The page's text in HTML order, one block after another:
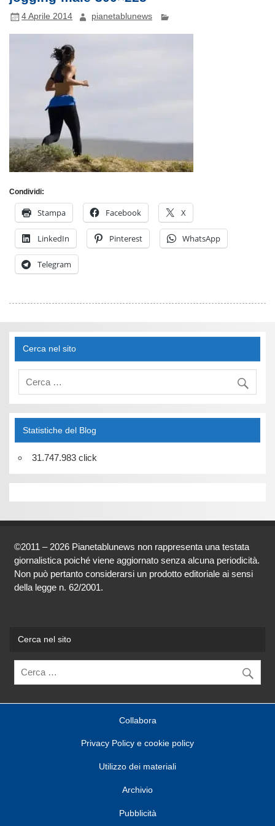
4 Aprile 2014 pianetablunews
Condividi:
Stampa Facebook X
LinkedIn Pinterest WhatsApp
Telegram
Cerca nel sito
Statistiche del Blog
31.747.983 click
©2011 – 2026 Pianetablunews non rappresenta una testata
giornalistica poiché viene aggiornato senza alcuna periodicità.
Non può pertanto considerarsi un prodotto editoriale ai sensi
della legge n. 62/2001.
Cerca nel sito
Collabora
Privacy Policy e cookie policy
Utilizzo dei materiali
Archivio
Pubblicità